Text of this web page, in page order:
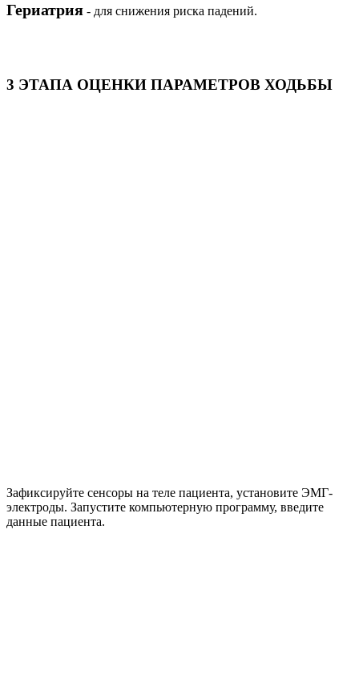
Гериатрия - для снижения риска падений.
3 ЭТАПА ОЦЕНКИ ПАРАМЕТРОВ ХОДЬБЫ
Зафиксируйте сенсоры на теле пациента, установите ЭМГ-
электроды. Запустите компьютерную программу, введите
данные пациента.